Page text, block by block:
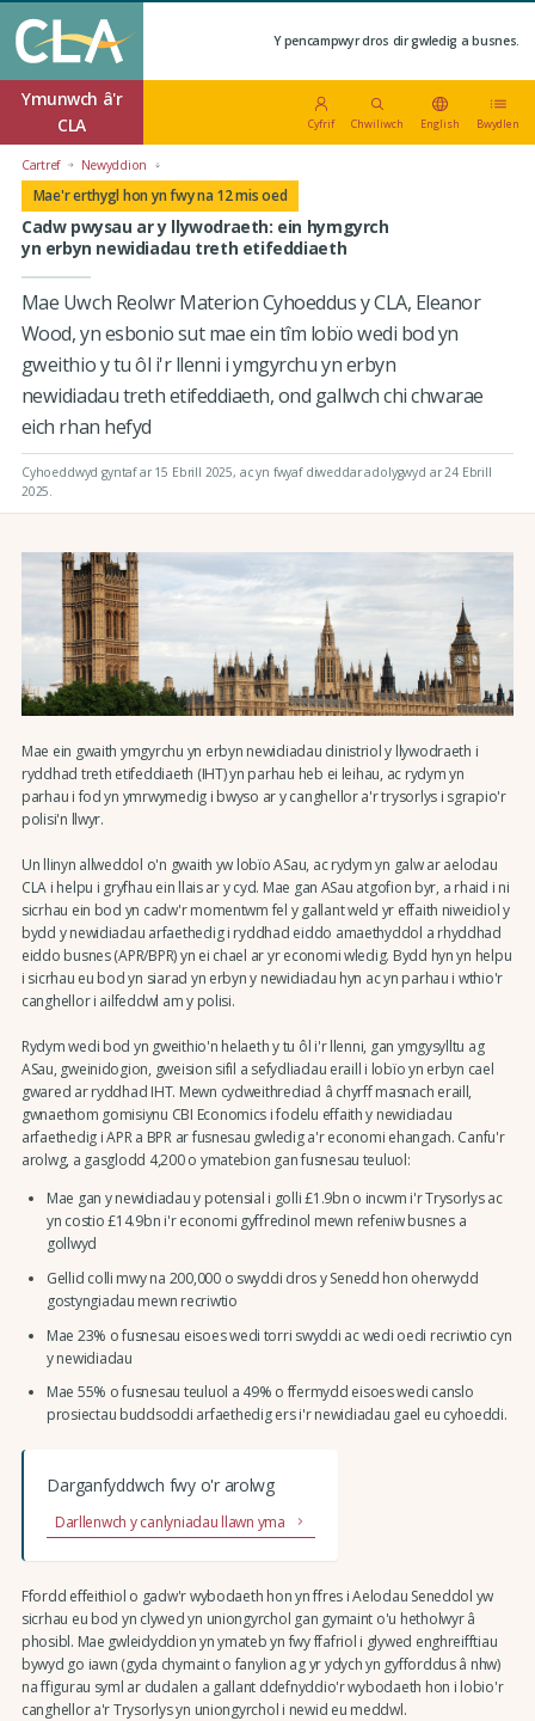
Y pencampwyr dros dir gwledig a busnes.
Ymunwch â'r
CLA
Cyfrif Chwiliwch English Bwydlen
Cartref Newyddion
Mae'r erthygl hon yn fwy na 12 mis oed
Cadw pwysau ar y llywodraeth: ein hymgyrch
yn erbyn newidiadau treth etifeddiaeth
Mae Uwch Reolwr Materion Cyhoeddus y CLA, Eleanor
Wood, yn esbonio sut mae ein tîm lobïo wedi bod yn
gweithio y tu ôl i'r llenni i ymgyrchu yn erbyn
newidiadau treth etifeddiaeth, ond gallwch chi chwarae
eich rhan hefyd
Cyhoeddwyd gyntaf ar 15 Ebrill 2025, ac yn fwyaf diweddar adolygwyd ar 24 Ebrill
2025.
Mae ein gwaith ymgyrchu yn erbyn newidiadau dinistriol y llywodraeth i
ryddhad treth etifeddiaeth (IHT) yn parhau heb ei leihau, ac rydym yn
parhau i fod yn ymrwymedig i bwyso ar y canghellor a'r trysorlys i sgrapio'r
polisi'n llwyr.
Un llinyn allweddol o'n gwaith yw lobïo ASau, ac rydym yn galw ar aelodau
CLA i helpu i gryfhau ein llais ar y cyd. Mae gan ASau atgofion byr, a rhaid i ni
sicrhau ein bod yn cadw'r momentwm fel y gallant weld yr effaith niweidiol y
bydd y newidiadau arfaethedig i ryddhad eiddo amaethyddol a rhyddhad
eiddo busnes (APR/BPR) yn ei chael ar yr economi wledig. Bydd hyn yn helpu
i sicrhau eu bod yn siarad yn erbyn y newidiadau hyn ac yn parhau i wthio'r
canghellor i ailfeddwl am y polisi.
Rydym wedi bod yn gweithio'n helaeth y tu ôl i'r llenni, gan ymgysylltu ag
ASau, gweinidogion, gweision sifil a sefydliadau eraill i lobïo yn erbyn cael
gwared ar ryddhad IHT. Mewn cydweithrediad â chyrff masnach eraill,
gwnaethom gomisiynu CBI Economics i fodelu effaith y newidiadau
arfaethedig i APR a BPR ar fusnesau gwledig a'r economi ehangach. Canfu'r
arolwg, a gasglodd 4,200 o ymatebion gan fusnesau teuluol:
Mae gan y newidiadau y potensial i golli £1.9bn o incwm i'r Trysorlys ac
yn costio £14.9bn i'r economi gyffredinol mewn refeniw busnes a
gollwyd
Gellid colli mwy na 200,000 o swyddi dros y Senedd hon oherwydd
gostyngiadau mewn recriwtio
Mae 23% o fusnesau eisoes wedi torri swyddi ac wedi oedi recriwtio cyn
y newidiadau
Mae 55% o fusnesau teuluol a 49% o ffermydd eisoes wedi canslo
prosiectau buddsoddi arfaethedig ers i'r newidiadau gael eu cyhoeddi.
Darganfyddwch fwy o'r arolwg
Darllenwch y canlyniadau llawn yma
Ffordd effeithiol o gadw'r wybodaeth hon yn ffres i Aelodau Seneddol yw
sicrhau eu bod yn clywed yn uniongyrchol gan gymaint o'u hetholwyr â
phosibl. Mae gwleidyddion yn ymateb yn fwy ffafriol i glywed enghreifftiau
bywyd go iawn (gyda chymaint o fanylion ag yr ydych yn gyfforddus â nhw)
na ffigurau syml ar dudalen a gallant ddefnyddio'r wybodaeth hon i lobio'r
canghellor a'r Trysorlys yn uniongyrchol i newid eu meddwl.